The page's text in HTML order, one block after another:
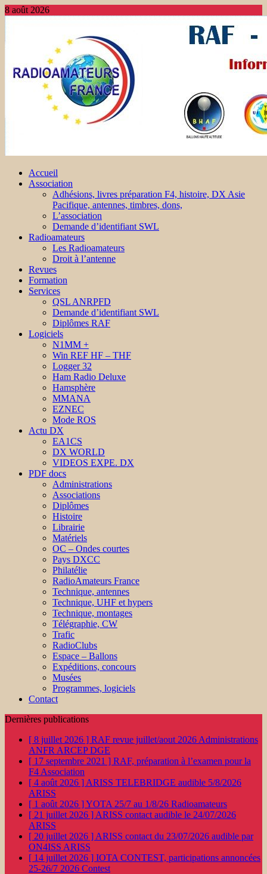
8 août 2026
Accueil
Association
Adhésions, livres préparation F4, histoire, DX Asie
Pacifique, antennes, timbres, dons,
L’association
Demande d’identifiant SWL
Radioamateurs
Les Radioamateurs
Droit à l’antenne
Revues
Formation
Services
QSL ANRPFD
Demande d’identifiant SWL
Diplômes RAF
Logiciels
N1MM +
Win REF HF – THF
Logger 32
Ham Radio Deluxe
Hamsphère
MMANA
EZNEC
Mode ROS
Actu DX
EA1CS
DX WORLD
VIDEOS EXPE. DX
PDF docs
Administrations
Associations
Diplômes
Histoire
Librairie
Matériels
OC – Ondes courtes
Pays DXCC
Philatélie
RadioAmateurs France
Technique, antennes
Technique, UHF et hypers
Technique, montages
Télégraphie, CW
Trafic
RadioClubs
Espace – Ballons
Expéditions, concours
Musées
Programmes, logiciels
Contact
Dernières publications
[ 8 juillet 2026 ] RAF revue juillet/aout 2026 Administrations
ANFR ARCEP DGE
[ 17 septembre 2021 ] RAF, préparation à l’examen pour la
F4 Association
[ 4 août 2026 ] ARISS TELEBRIDGE audible 5/8/2026
ARISS
[ 1 août 2026 ]YOTA 25/7 au 1/8/26 Radioamateurs
[ 21 juillet 2026 ] ARISS contact audible le 24/07/2026
ARISS
[ 20 juillet 2026 ] ARISS contact du 23/07/2026 audible par
ON4ISS ARISS
[ 14 juillet 2026 ] IOTA CONTEST, participations annoncées
25-26/7 2026 Contest